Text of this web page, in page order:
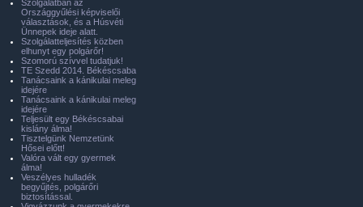
Szolgálatban az
Országgyűlési képviselői
választások, és a Húsvéti
Ünnepek ideje alatt.
Szolgálatteljesítés közben
elhunyt egy polgárőr!
Szomorú szívvel tudatjuk!
TE Szedd 2014. Békéscsaba
Tanácsaink a kánikulai meleg
idejére
Tanácsaink a kánikulai meleg
idejére
Teljesült egy Békéscsabai
kislány álma!
Tisztelgünk Nemzetünk
Hősei előtt!
Valóra vált egy gyermek
álma!
Veszélyes hulladék
begyűjtés, polgárőri
biztosítással.